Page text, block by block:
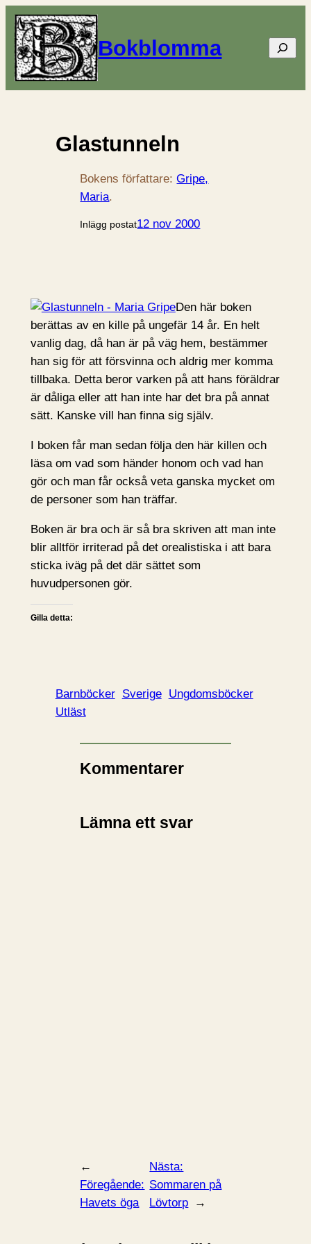
Bokblomma Sök
Glastunneln
Bokens författare:Gripe,
Maria.
Inlägg postat12 nov 2000
Den här boken
berättas av en kille på ungefär 14 år. En helt
vanlig dag, då han är på väg hem, bestämmer
han sig för att försvinna och aldrig mer komma
tillbaka. Detta beror varken på att hans föräldrar
är dåliga eller att han inte har det bra på annat
sätt. Kanske vill han finna sig själv.
I boken får man sedan följa den här killen och
läsa om vad som händer honom och vad han
gör och man får också veta ganska mycket om
de personer som han träffar.
Boken är bra och är så bra skriven att man inte
blir alltför irriterad på det orealistiska i att bara
sticka iväg på det där sättet som
huvudpersonen gör.
Gilla detta:
Barnböcker Sverige Ungdomsböcker
Utläst
Kommentarer
Lämna ett svar
←
Föregående:
Havets öga
Nästa:
Sommaren på
Lövtorp
→